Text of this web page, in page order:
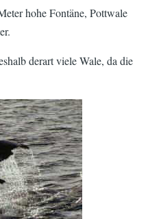
hohe Fontäne, Pottwale
derart viele Wale, da die